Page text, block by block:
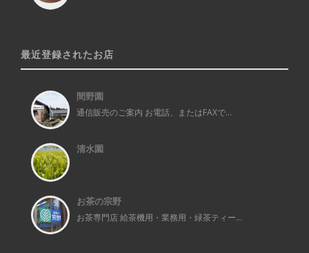
最近登録されたお店
間野園
通信販売のご案内 お電話、またはFAXで...
清水園
お茶の宗野
お茶専門店 給茶機用・業務用・緑茶ティー...